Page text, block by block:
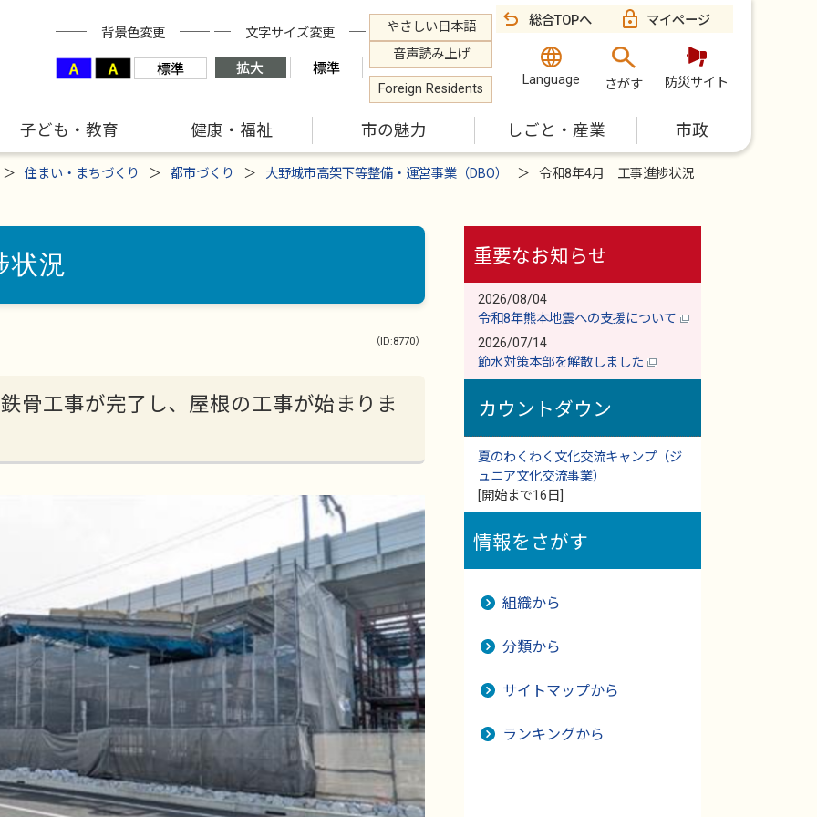
背景色変更 文字サイズ変更
やさしい日本語
音声読み上げ
Foreign Residents
総合TOPへ マイページ
Language さがす 防災サイト
子ども・教育 健康・福祉 市の魅力 しごと・産業 市政
住まい・まちづくり 都市づくり 大野城市高架下等整備・運営事業（DBO） 令和8年4月 工事進捗状況
況
（ID:8770）
骨工事が完了し、屋根の工事が始まりま
重要なお知らせ
2026/08/04
令和8年熊本地震への支援について
2026/07/14
節水対策本部を解散しました
カウントダウン
夏のわくわく文化交流キャンプ（ジ
ュニア文化交流事業）
[開始まで16日]
情報をさがす
組織から
分類から
サイトマップから
ランキングから